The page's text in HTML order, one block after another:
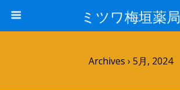
ミツワ梅垣薬局
Archives › 5月, 2024